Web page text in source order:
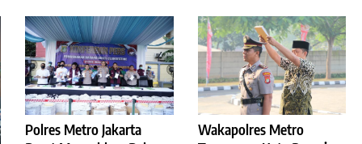
Polres Metro Jakarta
Wakapolres Metro
SPPG /MBG
TNI AU
TNI POLRI
Uncategorized